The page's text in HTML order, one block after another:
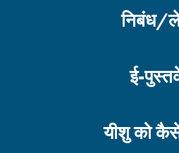
निबंध/
ई-
यीशु को